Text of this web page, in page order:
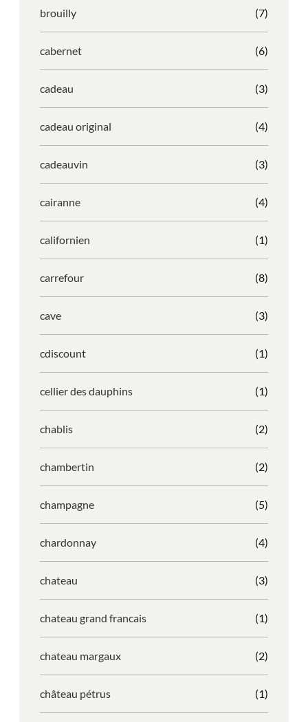
brouilly (7)
cabernet (6)
cadeau (3)
cadeau original (4)
cadeauvin (3)
cairanne (4)
californien (1)
carrefour (8)
cave (3)
cdiscount (1)
cellier des dauphins (1)
chablis (2)
chambertin (2)
champagne (5)
chardonnay (4)
chateau (3)
chateau grand francais (1)
chateau margaux (2)
château pétrus (1)